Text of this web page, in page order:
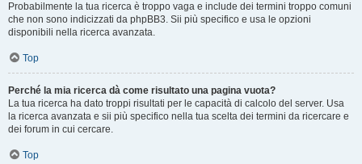
Probabilmente la tua ricerca è troppo vaga e include dei termini troppo comuni
che non sono indicizzati da phpBB3. Sii più specifico e usa le opzioni
disponibili nella ricerca avanzata.
Top
Perché la mia ricerca dà come risultato una pagina vuota?
La tua ricerca ha dato troppi risultati per le capacità di calcolo del server. Usa
la ricerca avanzata e sii più specifico nella tua scelta dei termini da ricercare e
dei forum in cui cercare.
Top